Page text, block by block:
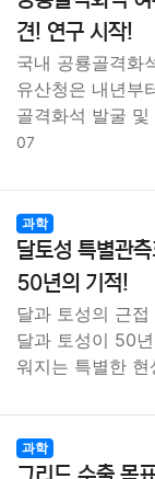
견! 연구 시작!
국내 공룡골격화
유산청은 내년부
골격화석 발굴
07
과학
달토성 특별관
50년의 기적!
달과 토성의 근
달과 토성이 50
워지는 특별한
과학